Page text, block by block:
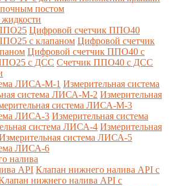
постом
Цифровой счетчик ППО40
с клапаном Цифровой счетчик
Цифровой счетчик ППО40 с
с ДСС Счетчик ППО40 с ДСС
ЛИСА-М-1 Измерительная система
система ЛИСА-М-2 Измерительная
система ЛИСА-М-3
ЛИСА-3 Измерительная система
система ЛИСА-4 Измерительная
система ЛИСА-5
ЛИСА-6
налива
API Клапан нижнего налива API с
нижнего налива API с